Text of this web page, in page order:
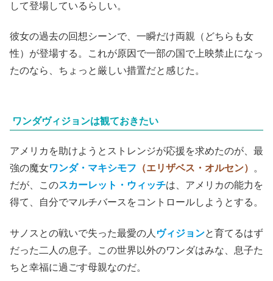
して登場しているらしい。
彼女の過去の回想シーンで、一瞬だけ両親（どちらも女
性）が登場する。これが原因で一部の国で上映禁止になっ
たのなら、ちょっと厳しい措置だと感じた。
ワンダヴィジョンは観ておきたい
アメリカを助けようとストレンジが応援を求めたのが、最
強の魔女ワンダ・マキシモフ （エリザベス・オルセン） 。
だが、このスカーレット・ウィッチは、アメリカの能力を
得て、自分でマルチバースをコントロールしようとする。
サノスとの戦いで失った最愛の人 ヴィジョンと育てるはず
だった二人の息子。この世界以外のワンダはみな、息子た
ちと幸福に過ごす母親なのだ。